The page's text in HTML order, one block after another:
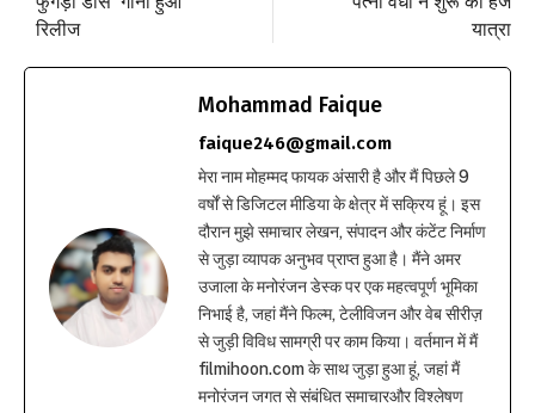
रिलीज
यात्रा
Mohammad Faique
faique246@gmail.com
मेरा नाम मोहम्मद फायक अंसारी है और मैं पिछले 9
वर्षों से डिजिटल मीडिया के क्षेत्र में सक्रिय हूं। इस
दौरान मुझे समाचार लेखन, संपादन और कंटेंट निर्माण
से जुड़ा व्यापक अनुभव प्राप्त हुआ है। मैंने अमर
उजाला के मनोरंजन डेस्क पर एक महत्वपूर्ण भूमिका
निभाई है, जहां मैंने फिल्म, टेलीविजन और वेब सीरीज़
से जुड़ी विविध सामग्री पर काम किया। वर्तमान में मैं
filmihoon.com के साथ जुड़ा हुआ हूं, जहां मैं
मनोरंजन जगत से संबंधित समाचारऔर विश्लेषण